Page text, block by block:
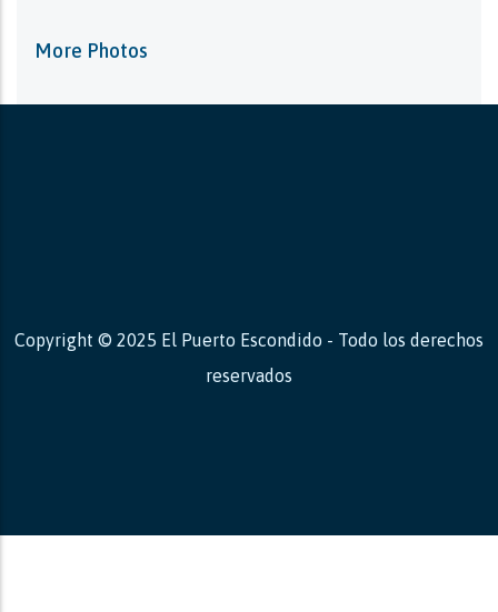
More Photos
Copyright © 2025 El Puerto Escondido - Todo los derechos
reservados